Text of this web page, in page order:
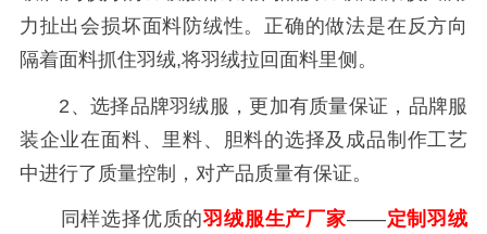
力扯出会损坏面料防绒性。正确的做法是在反方向
隔着面料抓住羽绒,将羽绒拉回面料里侧。
2、选择品牌羽绒服，更加有质量保证，品牌服
装企业在面料、里料、胆料的选择及成品制作工艺
中进行了质量控制，对产品质量有保证。
同样选择优质的羽绒服生产厂家——定制羽绒